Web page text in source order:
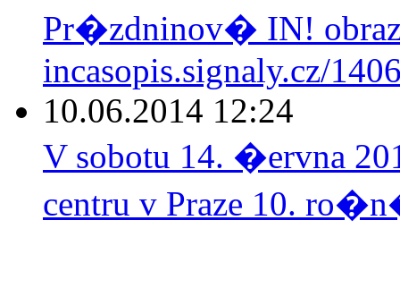
Pr�zdninov� IN!
incasopis.signaly.cz/
10.06.2014 12:24
V sobotu 14. �ervna
centru v Praze 10.